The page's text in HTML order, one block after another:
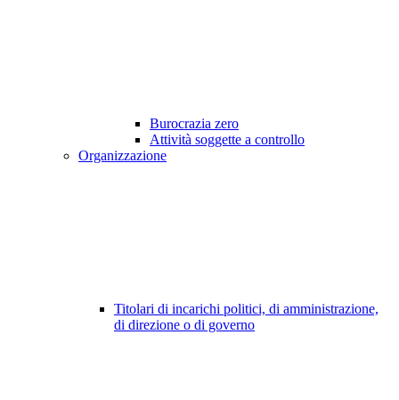
Burocrazia zero
Attività soggette a controllo
Organizzazione
Titolari di incarichi politici, di amministrazione,
di direzione o di governo